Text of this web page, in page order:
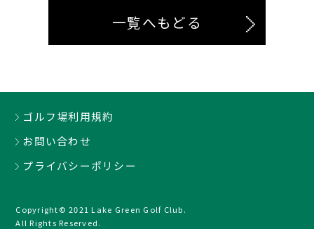
一覧へもどる
ゴルフ場利用規約
お問い合わせ
プライバシーポリシー
Copyright© 2021 Lake Green Golf Club.
All Rights Reserved.